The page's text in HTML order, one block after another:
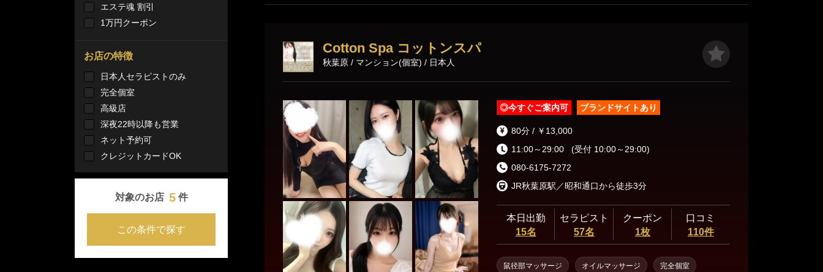
Cotton Spa コットンスパ
秋葉原 / マンション(個室) / 日本人
◎今すぐご案内可 ブランドサイトあり
80分 / ￥13,000
11:00～29:00
(受付 10:00～29:00)
080-6175-7272
JR秋葉原駅／昭和通口から徒歩3分
本日出勤
15名
セラピスト
57名
クーポン
1枚
口コミ
110件
鼠径部マッサージ オイルマッサージ 完全個室
上野・秋葉原・錦糸町エリア
錦糸町・亀戸 葛西・小岩・新小岩 飯田橋・神楽坂・水道橋
市ヶ谷・四谷 上野・御徒町・浅草 秋葉原・神田・浅草橋
日暮里・鶯谷 北千住・綾瀬・亀有
東京その他エリア
東京23区出張
エステ魂 割引
1万円クーポン
お店の特徴
日本人セラピストのみ
完全個室
高級店
深夜22時以降も営業
ネット予約可
クレジットカードOK
対象のお店 5 件
この条件で探す